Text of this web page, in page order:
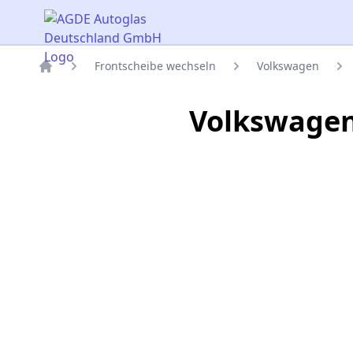
AGDE Autoglas Deutschland GmbH
Frontscheibe wechseln Volkswagen